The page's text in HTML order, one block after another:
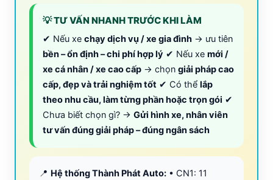
💡 TƯ VẤN NHANH TRƯỚC KHI LÀM
✔ Nếu xe chạy dịch vụ / xe gia đình → ưu tiên
bền – ổn định – chi phí hợp lý ✔ Nếu xe mới /
xe cá nhân / xe cao cấp → chọn giải pháp cao
cấp, đẹp và trải nghiệm tốt ✔ Có thể lắp
theo nhu cầu, làm từng phần hoặc trọn gói ✔
Chưa biết chọn gì? → Gửi hình xe, nhân viên
tư vấn đúng giải pháp – đúng ngân sách
📍 Hệ thống Thành Phát Auto: • CN1: 11